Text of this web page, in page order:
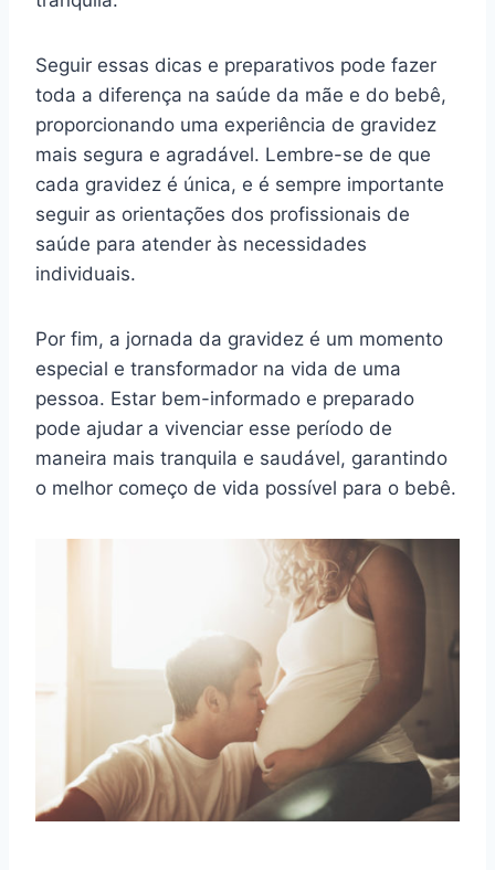
Seguir essas dicas e preparativos pode fazer
toda a diferença na saúde da mãe e do bebê,
proporcionando uma experiência de gravidez
mais segura e agradável. Lembre-se de que
cada gravidez é única, e é sempre importante
seguir as orientações dos profissionais de
saúde para atender às necessidades
individuais.
Por fim, a jornada da gravidez é um momento
especial e transformador na vida de uma
pessoa. Estar bem-informado e preparado
pode ajudar a vivenciar esse período de
maneira mais tranquila e saudável, garantindo
o melhor começo de vida possível para o bebê.